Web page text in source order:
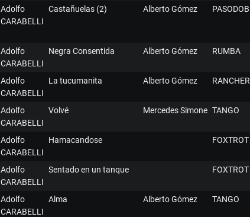
Adolfo
CARABELLI
Castañuelas (2) Alberto Gómez
Adolfo
CARABELLI
Negra Consentida Alberto Gómez RUMBA
Adolfo
CARABELLI
La tucumanita Alberto Gómez
Adolfo
CARABELLI
Volvé Mercedes Simone TANGO
Adolfo
CARABELLI
Hamacandose FOXTROT
Adolfo
CARABELLI
Sentado en un tanque FOXTROT
Adolfo
CARABELLI
Alma Alberto Gómez TANGO